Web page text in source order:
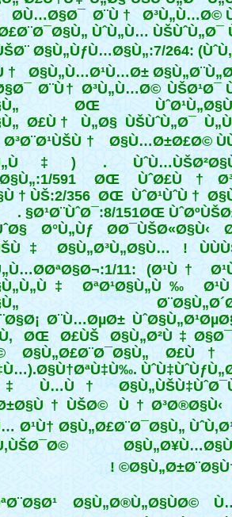
Ø­Ù…Ø§Ø¯ Ø¨Ù† Ø³Ù„Ù…Ø©
ÙˆÙ„Ù… ÙŠÙˆÙ„Ø¯
Ø§Ù„ÙƒÙ…Ø§Ù„:7/264:
Ø§Ù„Ù…Ø¹Ù…Ø±
Ø¨Ù† Ø³Ù„Ù…Ø© ÙŠØ¹Ø¯
ØŒ
Ø£Ù† Ù„Ø§ ÙŠÙˆÙ„Ø¯
Ø§Ù…Ø±Ø£Ø©
Ù„Ù‡) .
591 ØŒ
356 ØŒ ÙˆØ¹ÙˆÙ†
Ø¹Ø¨ÙˆØ¯:8/151ØŒ
Ø°Ù„Ùƒ Ø­Ø¯ÙŠØ«Ø§Ù‹
Ø§Ù„Ø³Ù„Ø§Ù… !
11: (Ø¹Ù†
ØªØ¹Ø§Ù„Ù‰
Ø¨Ù…ØµØ±
ØŒ Ø£ÙŠ
Ø§Ù„Ø£Ø¨Ø¯Ø§Ù„ Ø£Ù†
Ù…Ù†
Ù†Ø³Ø®Ø§Ù‹
Ø¹Ù† Ø§Ù„Ø£Ø¨Ø¯Ø§Ù„
Ø§Ù„Ø®Ù„Ø§ÙØ©